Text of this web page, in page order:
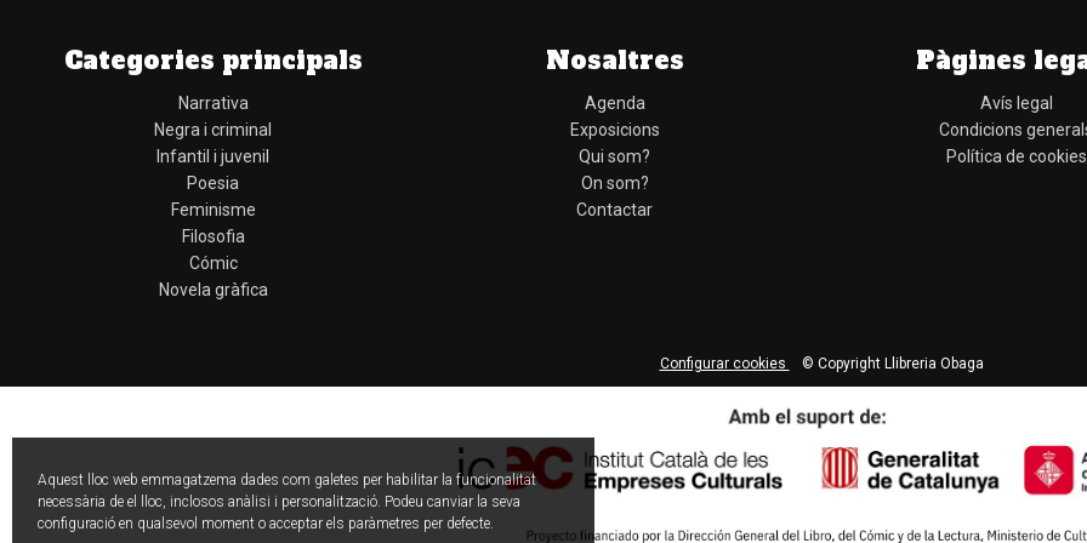
Categories principals
Narrativa
Negra i criminal
Infantil i juvenil
Poesia
Feminisme
Filosofia
Cómic
Novela gràfica
Nosaltres
Agenda
Exposicions
Qui som?
On som?
Contactar
Pàgines
Avís legal
Condicions
Política de cookies
Configurar cookies © Copyright Llibreria Obaga
Aquest lloc web emmagatzema dades com galetes per habilitar la funcionalitat
necessària de el lloc, inclosos anàlisi i personalització. Podeu canviar la seva
configuració en qualsevol moment o acceptar els paràmetres per defecte.